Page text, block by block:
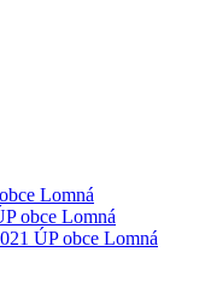
Lomná
obce Lomná
ÚP obce Lomná